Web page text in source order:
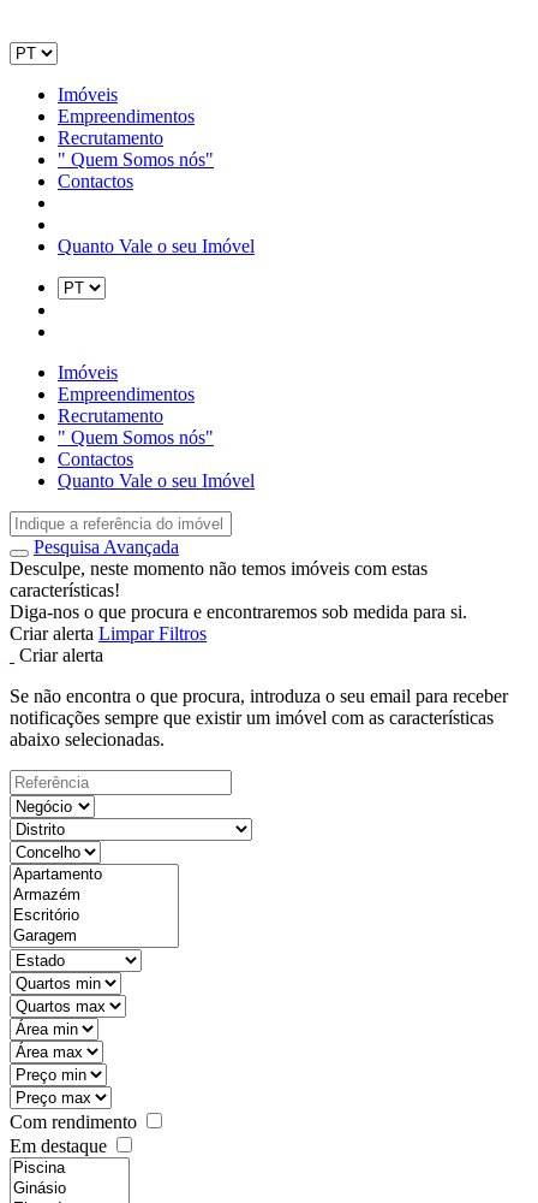
Imóveis
Empreendimentos
Recrutamento
" Quem Somos nós"
Contactos
Quanto Vale o seu Imóvel
Imóveis
Empreendimentos
Recrutamento
" Quem Somos nós"
Contactos
Quanto Vale o seu Imóvel
Pesquisa Avançada
Desculpe, neste momento não temos imóveis com estas
características!
Diga-nos o que procura e encontraremos sob medida para si.
Criar alerta Limpar Filtros
Criar alerta
Se não encontra o que procura, introduza o seu email para receber
notificações sempre que existir um imóvel com as características
abaixo selecionadas.
Com rendimento
Em destaque